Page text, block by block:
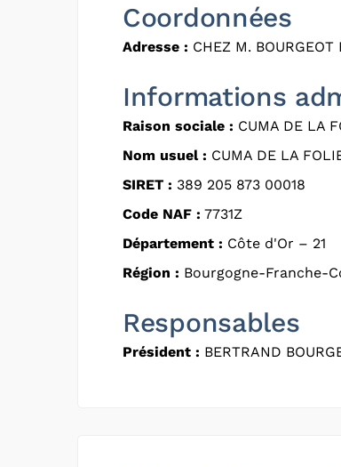
Coordonnées
Adresse : CHEZ M.
Informations
Raison sociale : CUMA DE LA
Nom usuel : CUMA DE LA
SIRET : 389 205 873 00018
Code NAF : 7731Z
Département : Côte d'Or – 21
Région : Bourgogne-Franche-
Responsables
Président : BERTRAND